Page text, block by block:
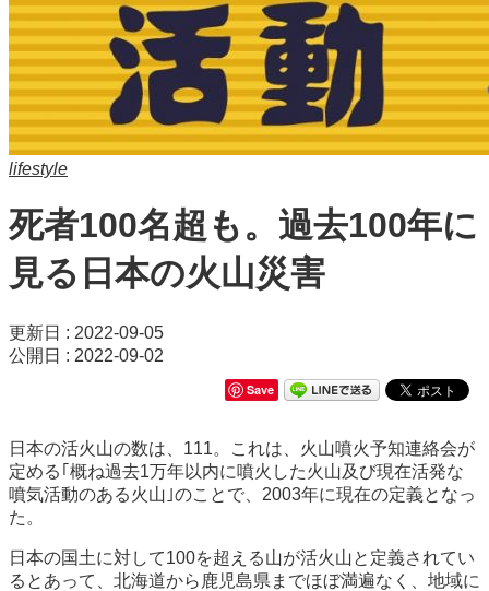
lifestyle
死者100名超も。過去100年に
見る日本の火山災害
更新日 : 2022-09-05
公開日 : 2022-09-02
Save
日本の活火山の数は、111。これは、火山噴火予知連絡会が
定める｢概ね過去1万年以内に噴火した火山及び現在活発な
噴気活動のある火山｣のことで、2003年に現在の定義となっ
た。
日本の国土に対して100を超える山が活火山と定義されてい
るとあって、北海道から鹿児島県までほぼ満遍なく、地域に